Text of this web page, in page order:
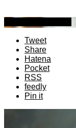
Tweet
Share
Hatena
Pocket
RSS
feedly
Pin it